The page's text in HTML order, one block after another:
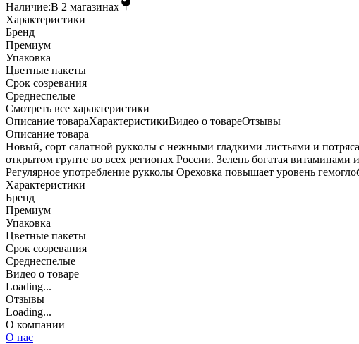
Наличие:В 2 магазинах
Характеристики
Бренд
Премиум
Упаковка
Цветные пакеты
Срок созревания
Среднеспелые
Cмотреть все характеристики
Описание товараХарактеристикиВидео о товареОтзывы
Описание товара
Новый, сорт салатной рукколы с нежными гладкими листьями и
открытом грунте во всех регионах России. Зелень богатая
Регулярное употребление рукколы Ореховка повышает уровень
Характеристики
Бренд
Премиум
Упаковка
Цветные пакеты
Срок созревания
Среднеспелые
Видео о товаре
Loading...
Отзывы
Loading...
О компании
О нас